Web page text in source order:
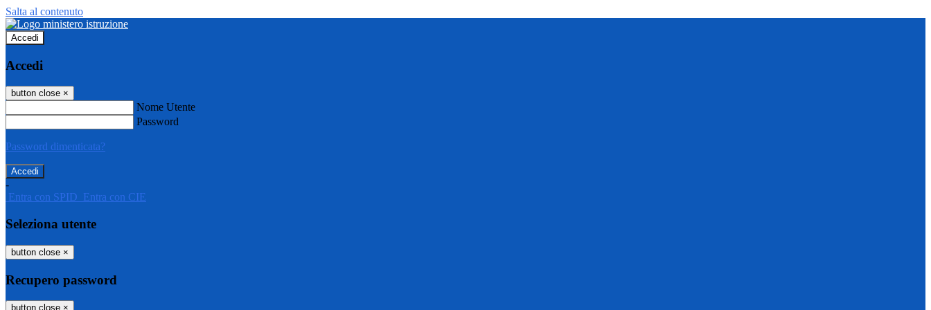
Salta al contenuto
Accedi
Accedi
button close ×
Nome Utente
Password
Password dimenticata?
-
Entra con SPID Entra con CIE
Seleziona utente
button close ×
Recupero password
button close ×